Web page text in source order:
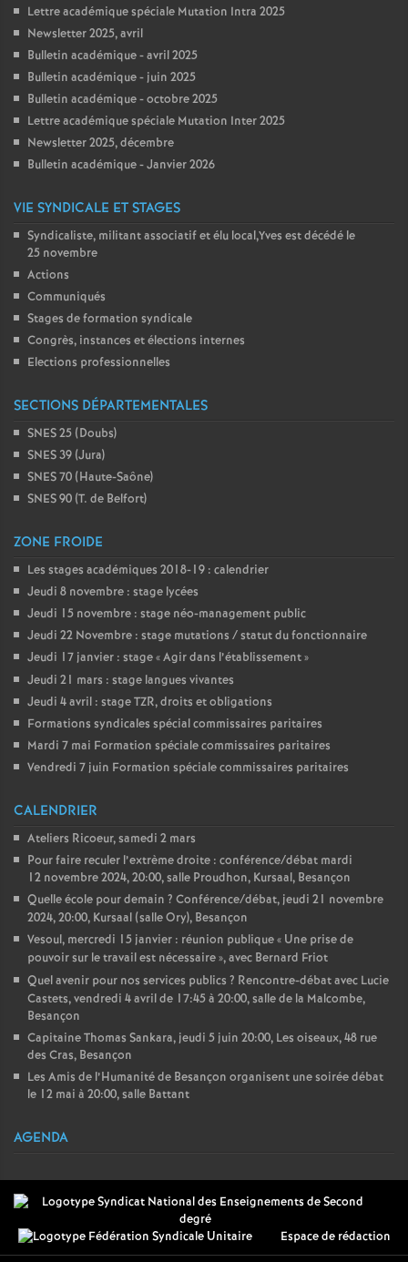
Lettre académique spéciale Mutation Intra 2025
Newsletter 2025, avril
Bulletin académique - avril 2025
Bulletin académique - juin 2025
Bulletin académique - octobre 2025
Lettre académique spéciale Mutation Inter 2025
Newsletter 2025, décembre
Bulletin académique - Janvier 2026
VIE SYNDICALE ET STAGES
Syndicaliste, militant associatif et élu local,Yves est décédé le
25 novembre
Actions
Communiqués
Stages de formation syndicale
Congrès, instances et élections internes
Elections professionnelles
SECTIONS DÉPARTEMENTALES
SNES 25 (Doubs)
SNES 39 (Jura)
SNES 70 (Haute-Saône)
SNES 90 (T. de Belfort)
ZONE FROIDE
Les stages académiques 2018-19 : calendrier
Jeudi 8 novembre : stage lycées
Jeudi 15 novembre : stage néo-management public
Jeudi 22 Novembre : stage mutations / statut du fonctionnaire
Jeudi 17 janvier : stage «Agir dans l’établissement»
Jeudi 21 mars : stage langues vivantes
Jeudi 4 avril : stage TZR, droits et obligations
Formations syndicales spécial commissaires paritaires
Mardi 7 mai Formation spéciale commissaires paritaires
Vendredi 7 juin Formation spéciale commissaires paritaires
CALENDRIER
Ateliers Ricoeur, samedi 2 mars
Pour faire reculer l’extrème droite : conférence/débat mardi
12 novembre 2024, 20:00, salle Proudhon, Kursaal, Besançon
Quelle école pour demain ? Conférence/débat, jeudi 21 novembre
2024, 20:00, Kursaal (salle Ory), Besançon
Vesoul, mercredi 15 janvier : réunion publique « Une prise de
pouvoir sur le travail est nécessaire», avec Bernard Friot
Quel avenir pour nos services publics ? Rencontre-débat avec Lucie
Castets, vendredi 4 avril de 17:45 à 20:00, salle de la Malcombe,
Besançon
Capitaine Thomas Sankara, jeudi 5 juin 20:00, Les oiseaux, 48 rue
des Cras, Besançon
Les Amis de l’Humanité de Besançon organisent une soirée débat
le 12 mai à 20:00, salle Battant
AGENDA
Espace de rédaction